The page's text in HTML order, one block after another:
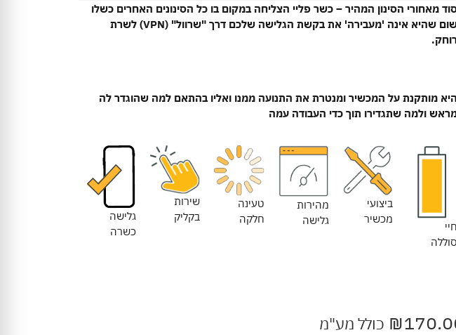
מאחורי הסינון המהיר – כשר פליי הצליחה במקום בו כל הסינונים האחרים כשלו
משום שהיא אינה 'מעבירה' את בקשת הגלישה שלכם דרך "שרוול" (VPN) לשרת
היא מותקנת על המכשיר ומנטרת את התנועה ממנו ואליו בהתאם למה שהוגדר לה
ולמה שתגדירו תוך כדי העבודה עמה
חיי
סוללה
ביצועי
מכשיר
מהירות
גלישה
טעינה
חלקה
שירות
בקליק
גלישה
כשרה
₪ כולל מע"מ